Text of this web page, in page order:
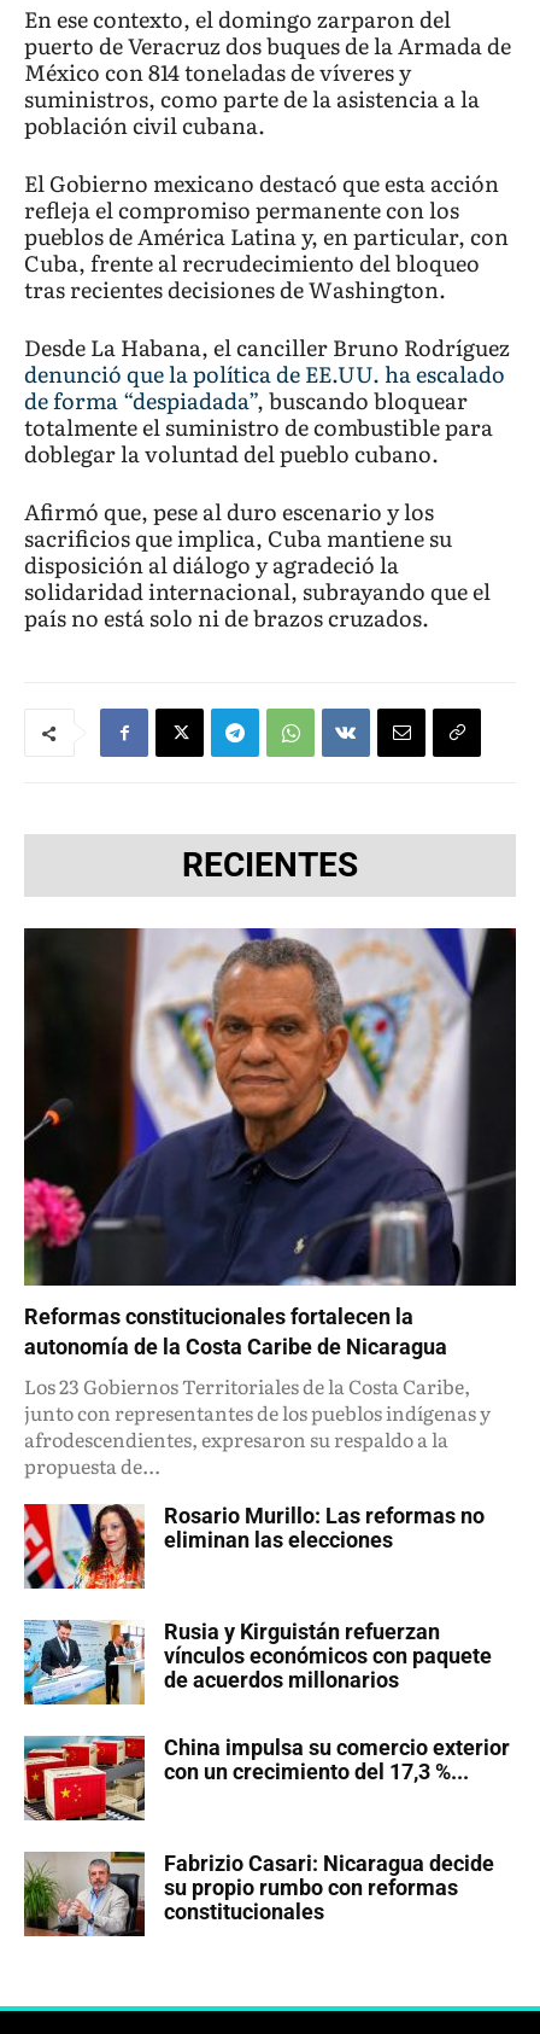
En ese contexto, el domingo zarparon del
puerto de Veracruz dos buques de la Armada de
México con 814 toneladas de víveres y
suministros, como parte de la asistencia a la
población civil cubana.
El Gobierno mexicano destacó que esta acción
refleja el compromiso permanente con los
pueblos de América Latina y, en particular, con
Cuba, frente al recrudecimiento del bloqueo
tras recientes decisiones de Washington.
Desde La Habana, el canciller Bruno Rodríguez
denunció que la política de EE.UU. ha escalado
de forma “despiadada”, buscando bloquear
totalmente el suministro de combustible para
doblegar la voluntad del pueblo cubano.
Afirmó que, pese al duro escenario y los
sacrificios que implica, Cuba mantiene su
disposición al diálogo y agradeció la
solidaridad internacional, subrayando que el
país no está solo ni de brazos cruzados.
RECIENTES
Reformas constitucionales fortalecen la
autonomía de la Costa Caribe de Nicaragua
Los 23 Gobiernos Territoriales de la Costa Caribe,
junto con representantes de los pueblos indígenas y
afrodescendientes, expresaron su respaldo a la
propuesta de...
Rosario Murillo: Las reformas no
eliminan las elecciones
Rusia y Kirguistán refuerzan
vínculos económicos con paquete
de acuerdos millonarios
China impulsa su comercio exterior
con un crecimiento del 17,3 %...
Fabrizio Casari: Nicaragua decide
su propio rumbo con reformas
constitucionales